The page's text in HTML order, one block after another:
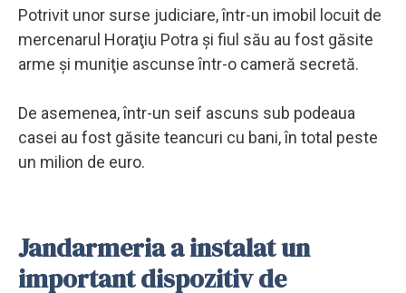
Potrivit unor surse judiciare, într-un imobil locuit de
mercenarul Horaţiu Potra şi fiul său au fost găsite
arme şi muniţie ascunse într-o cameră secretă.
De asemenea, într-un seif ascuns sub podeaua
casei au fost găsite teancuri cu bani, în total peste
un milion de euro.
Jandarmeria a instalat un
important dispozitiv de